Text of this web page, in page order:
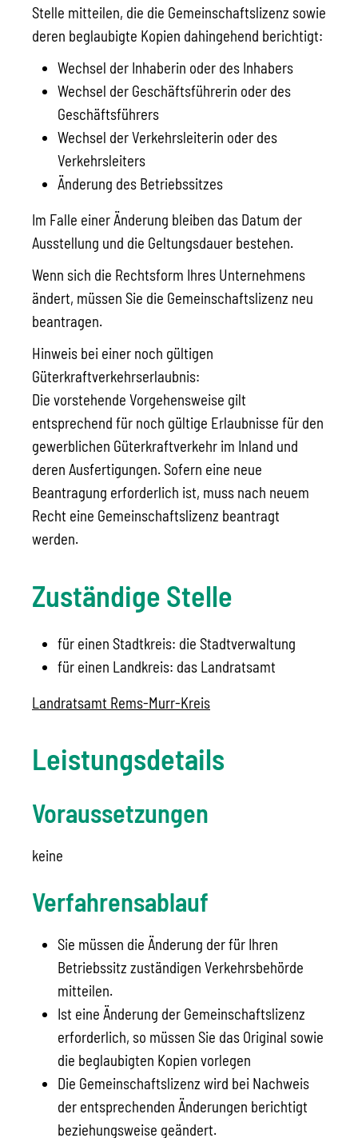
Stelle mitteilen, die die Gemeinschaftslizenz sowie
deren beglaubigte Kopien dahingehend berichtigt:
Wechsel der Inhaberin oder des Inhabers
Wechsel der Geschäftsführerin oder des
Geschäftsführers
Wechsel der Verkehrsleiterin oder des
Verkehrsleiters
Änderung des Betriebssitzes
Im Falle einer Änderung bleiben das Datum der
Ausstellung und die Geltungsdauer bestehen.
Wenn sich die Rechtsform Ihres Unternehmens
ändert, müssen Sie die Gemeinschaftslizenz neu
beantragen.
Hinweis bei einer noch gültigen
Güterkraftverkehrserlaubnis:
Die vorstehende Vorgehensweise gilt
entsprechend für noch gültige Erlaubnisse für den
gewerblichen Güterkraftverkehr im Inland und
deren Ausfertigungen. Sofern eine neue
Beantragung erforderlich ist, muss nach neuem
Recht eine Gemeinschaftslizenz beantragt
werden.
Zuständige Stelle
für einen Stadtkreis: die Stadtverwaltung
für einen Landkreis: das Landratsamt
Landratsamt Rems-Murr-Kreis
Leistungsdetails
Voraussetzungen
keine
Verfahrensablauf
Sie müssen die Änderung der für Ihren
Betriebssitz zuständigen Verkehrsbehörde
mitteilen.
Ist eine Änderung der Gemeinschaftslizenz
erforderlich, so müssen Sie das Original sowie
die beglaubigten Kopien vorlegen
Die Gemeinschaftslizenz wird bei Nachweis
der entsprechenden Änderungen berichtigt
beziehungsweise geändert.